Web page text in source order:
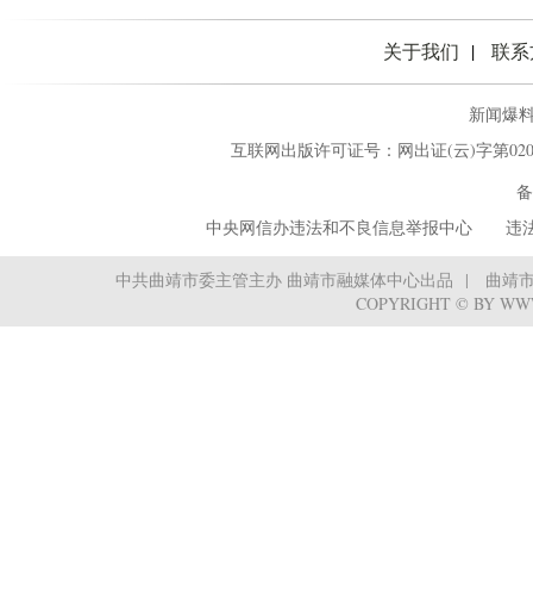
关于我们 联
新闻爆
互联网出版许可证号：网出证(云)字第
中央网信办违法和不良信息举报中心 违法
中共曲靖市委主管主办 曲靖市融媒体中心出品
曲靖
COPYRIGHT © BY